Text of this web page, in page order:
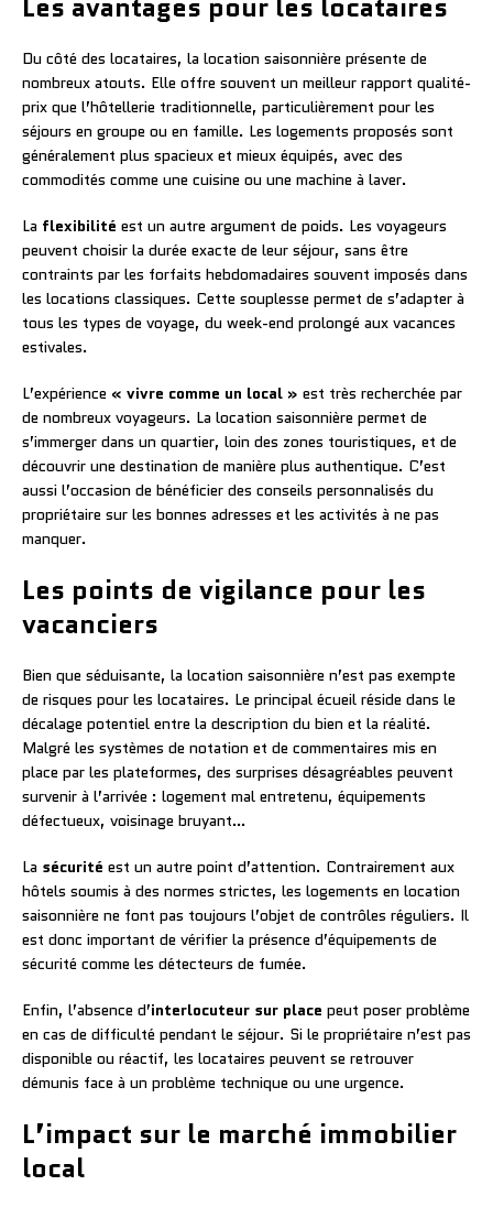
Du côté des locataires, la location saisonnière présente de
nombreux atouts. Elle offre souvent un meilleur rapport qualité-
prix que l’hôtellerie traditionnelle, particulièrement pour les
séjours en groupe ou en famille. Les logements proposés sont
généralement plus spacieux et mieux équipés, avec des
commodités comme une cuisine ou une machine à laver.
La flexibilité est un autre argument de poids. Les voyageurs
peuvent choisir la durée exacte de leur séjour, sans être
contraints par les forfaits hebdomadaires souvent imposés dans
les locations classiques. Cette souplesse permet de s’adapter à
tous les types de voyage, du week-end prolongé aux vacances
estivales.
L’expérience « vivre comme un local » est très recherchée par
de nombreux voyageurs. La location saisonnière permet de
s’immerger dans un quartier, loin des zones touristiques, et de
découvrir une destination de manière plus authentique. C’est
aussi l’occasion de bénéficier des conseils personnalisés du
propriétaire sur les bonnes adresses et les activités à ne pas
manquer.
Les points de vigilance pour les
vacanciers
Bien que séduisante, la location saisonnière n’est pas exempte
de risques pour les locataires. Le principal écueil réside dans le
décalage potentiel entre la description du bien et la réalité.
Malgré les systèmes de notation et de commentaires mis en
place par les plateformes, des surprises désagréables peuvent
survenir à l’arrivée : logement mal entretenu, équipements
défectueux, voisinage bruyant…
La sécurité est un autre point d’attention. Contrairement aux
hôtels soumis à des normes strictes, les logements en location
saisonnière ne font pas toujours l’objet de contrôles réguliers. Il
est donc important de vérifier la présence d’équipements de
sécurité comme les détecteurs de fumée.
Enfin, l’absence d’interlocuteur sur place peut poser problème
en cas de difficulté pendant le séjour. Si le propriétaire n’est pas
disponible ou réactif, les locataires peuvent se retrouver
démunis face à un problème technique ou une urgence.
L’impact sur le marché immobilier
local